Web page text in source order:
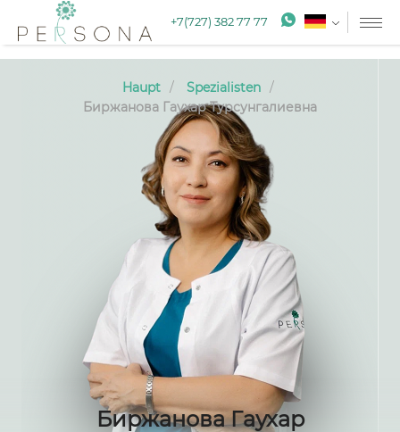
+7(727) 382 77 77
Haupt
Spezialisten
Биржанова Гаухар Турсунгалиевна
Биржанова Гаухар